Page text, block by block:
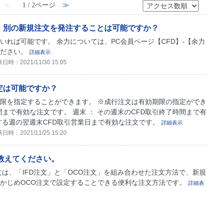
≪ 1 / 2ページ ≫
の新規注文を発注することは可能ですか？
れば可能です。 余力については、PC会員ページ【CFD】-【余力
さい。
詳細表示
日時：2021/11/30 15:05
可能ですか？
を指定することができます。 ※成行注文は有効期限の指定ができ
で有効な注文です。 週末 ： その週末のCFD取引終了時間まで有
週の翌週末CFD取引営業日まで有効な注文です。
詳細表示
日時：2021/11/25 15:20
てください。
、「IFD注文」と「OCO注文」を組み合わせた注文方法で、新規
じめOCO注文で設定することできる便利な注文方法です。
詳細表